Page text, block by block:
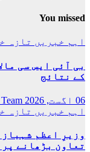
You missed
اہم خبریں تازہ
کے نتائج
06 اگست, 2026
اہم خبریں تازہ
وزیرِ اعظم شہباز
تعاون بڑھانے